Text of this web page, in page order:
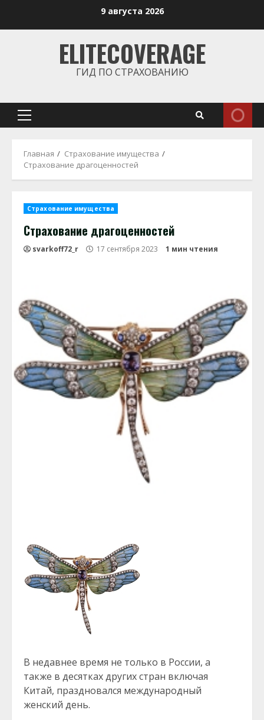
9 августа 2026
ELITECOVERAGE
ГИД ПО СТРАХОВАНИЮ
Основное
Главная
Страхование имущества
Страхование драгоценностей
Страхование имущества
Страхование драгоценностей
svarkoff72_r 17 сентября 2023 1 мин чтения
В недавнее время не только в России, а
также в десятках других стран включая
Китай, праздновался международный
женский день.